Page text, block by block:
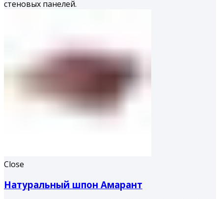
стеновых панелей.
Close
Натуральный шпон Амарант